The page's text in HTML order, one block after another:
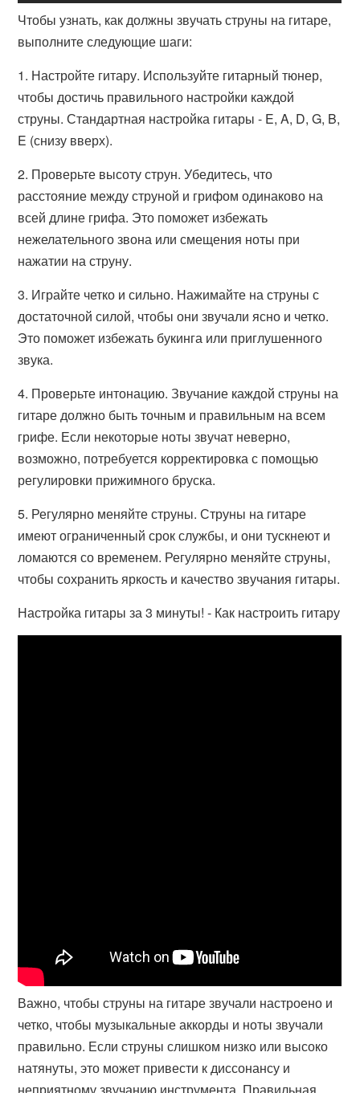
Чтобы узнать, как должны звучать струны на гитаре,
выполните следующие шаги:
1. Настройте гитару. Используйте гитарный тюнер,
чтобы достичь правильного настройки каждой
струны. Стандартная настройка гитары - E, A, D, G, B,
E (снизу вверх).
2. Проверьте высоту струн. Убедитесь, что
расстояние между струной и грифом одинаково на
всей длине грифа. Это поможет избежать
нежелательного звона или смещения ноты при
нажатии на струну.
3. Играйте четко и сильно. Нажимайте на струны с
достаточной силой, чтобы они звучали ясно и четко.
Это поможет избежать букинга или приглушенного
звука.
4. Проверьте интонацию. Звучание каждой струны на
гитаре должно быть точным и правильным на всем
грифе. Если некоторые ноты звучат неверно,
возможно, потребуется корректировка с помощью
регулировки прижимного бруска.
5. Регулярно меняйте струны. Струны на гитаре
имеют ограниченный срок службы, и они тускнеют и
ломаются со временем. Регулярно меняйте струны,
чтобы сохранить яркость и качество звучания гитары.
Настройка гитары за 3 минуты! - Как настроить гитару
Важно, чтобы струны на гитаре звучали настроено и
четко, чтобы музыкальные аккорды и ноты звучали
правильно. Если струны слишком низко или высоко
натянуты, это может привести к диссонансу и